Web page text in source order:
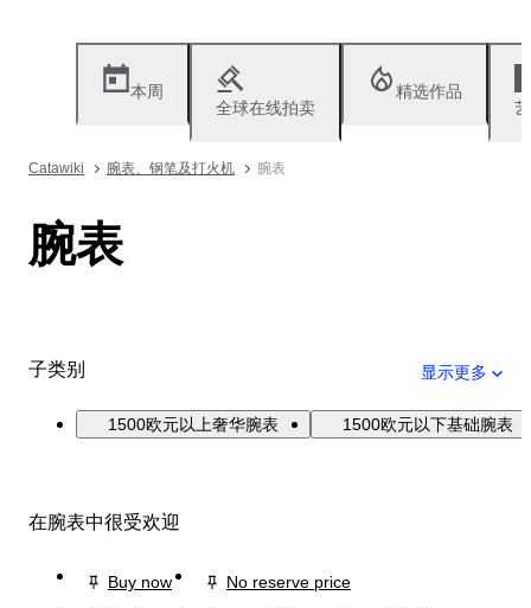
本周
全球在线拍卖
精选作品
Catawiki 腕表、钢笔及打火机 腕表
腕表
子类别 显示更多
1500欧元以上奢华腕表 1500欧元以下基础腕表
在腕表中很受欢迎
Buy now
No reserve price